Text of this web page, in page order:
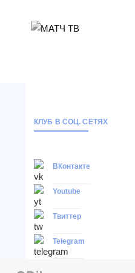
КЛУБ В СОЦ. СЕТЯХ
ВКонтакте
Youtube
Твиттер
Telegram